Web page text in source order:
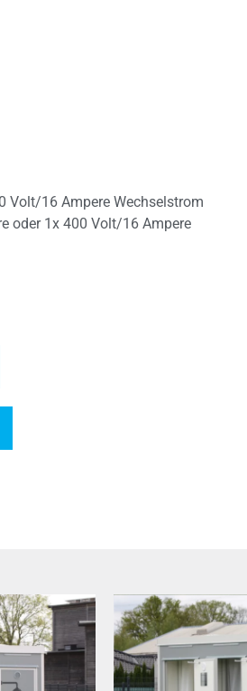
Volt/16 Ampere Wechselstrom
oder 1x 400 Volt/16 Ampere